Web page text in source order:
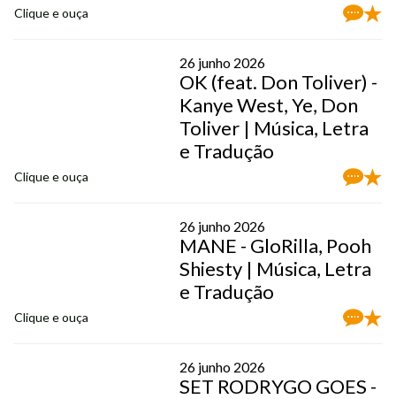
Clique e ouça
26 junho 2026
OK (feat. Don Toliver) -
Kanye West, Ye, Don
Toliver | Música, Letra
e Tradução
Clique e ouça
26 junho 2026
MANE - GloRilla, Pooh
Shiesty | Música, Letra
e Tradução
Clique e ouça
26 junho 2026
SET RODRYGO GOES -